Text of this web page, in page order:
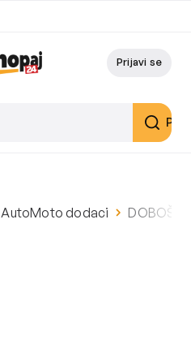
Prijavi se
AutoMoto dodaci DOBOŠ